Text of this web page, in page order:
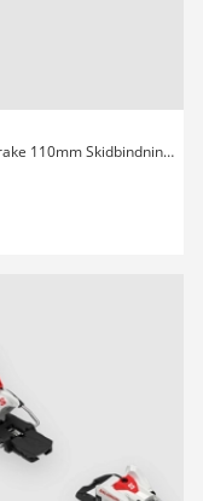
Royal Brake 110mm Skidbindningar